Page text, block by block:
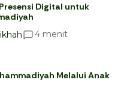
Digital untuk
4 menit
Melalui Anak